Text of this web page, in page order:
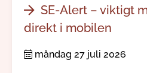
SE-Alert – viktigt
direkt i mobilen
måndag 27 juli 2026